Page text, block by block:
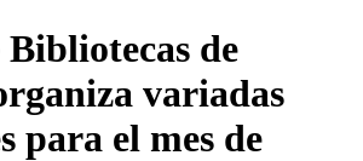
de
variadas
para el mes de